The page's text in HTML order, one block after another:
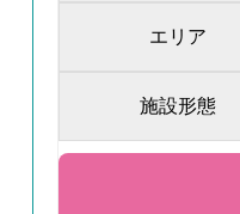
エリア
施設形態